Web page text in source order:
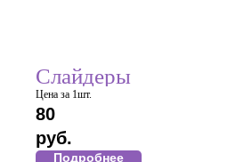
Слайдеры
Цена за 1шт.
80
руб.
Подробнее